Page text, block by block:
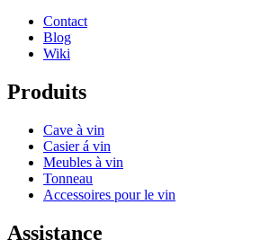
Contact
Blog
Wiki
Produits
Cave à vin
Casier á vin
Meubles à vin
Tonneau
Accessoires pour le vin
Assistance